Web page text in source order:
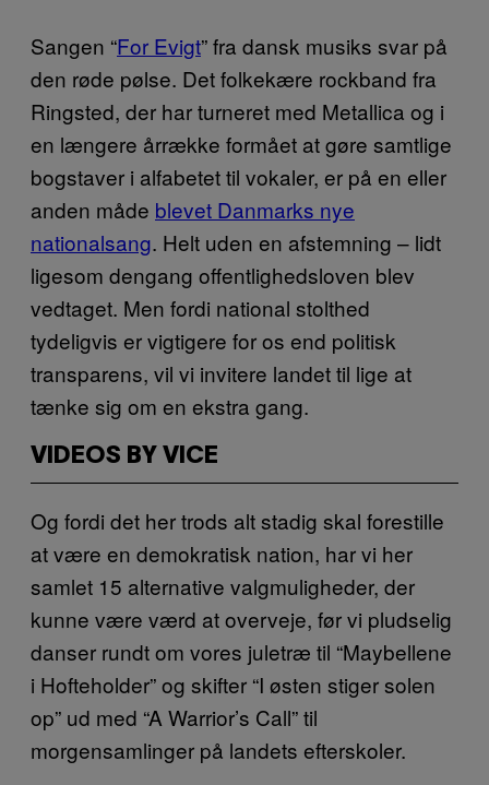
Sangen “For Evigt” fra dansk musiks svar på
den røde pølse. Det folkekære rockband fra
Ringsted, der har turneret med Metallica og i
en længere årrække formået at gøre samtlige
bogstaver i alfabetet til vokaler, er på en eller
anden måde blevet Danmarks nye
nationalsang. Helt uden en afstemning – lidt
ligesom dengang offentlighedsloven blev
vedtaget. Men fordi national stolthed
tydeligvis er vigtigere for os end politisk
transparens, vil vi invitere landet til lige at
tænke sig om en ekstra gang.
VIDEOS BY VICE
Og fordi det her trods alt stadig skal forestille
at være en demokratisk nation, har vi her
samlet 15 alternative valgmuligheder, der
kunne være værd at overveje, før vi pludselig
danser rundt om vores juletræ til “Maybellene
i Hofteholder” og skifter “I østen stiger solen
op” ud med “A Warrior’s Call” til
morgensamlinger på landets efterskoler.